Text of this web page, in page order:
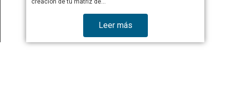
creación de tu matriz de…
Leer más